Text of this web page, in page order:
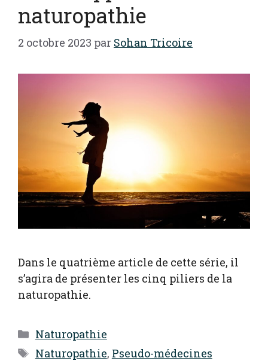
naturopathie
2 octobre 2023 par Sohan Tricoire
Dans le quatrième article de cette série, il
s’agira de présenter les cinq piliers de la
naturopathie.
Catégories
Naturopathie
Étiquettes
Naturopathie, Pseudo-médecines